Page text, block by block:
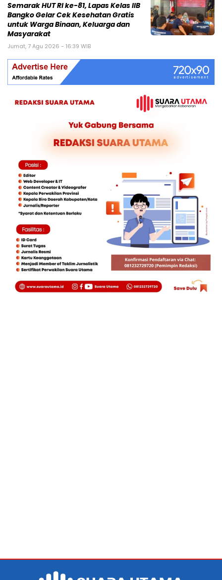
Semarak HUT RI ke-81, Lapas Kelas IIB
Bangko Gelar Cek Kesehatan Gratis
untuk Warga Binaan, Keluarga dan
Masyarakat
Jumat, 7 Agu 2026 - 16:39 WIB